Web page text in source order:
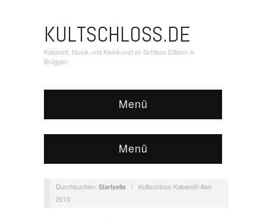
KULTSCHLOSS.DE
Kabarett, Musik und Kleinkunst im Schloss Dilborn in
Brüggen
Menü
Menü
Durchsuchen: Startseite /
Kultschloss Kabarett-Abo
2015